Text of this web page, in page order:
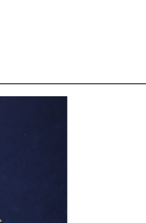
会暨首届中国行业互联
29日，互联网+政府分论坛
专家与C